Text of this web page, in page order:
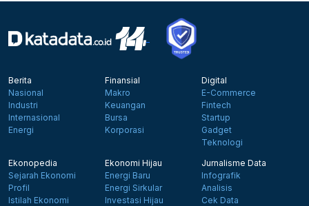
Berita
Nasional
Industri
Internasional
Energi
Finansial
Makro
Keuangan
Bursa
Korporasi
Digital
E-Commerce
Fintech
Startup
Gadget
Teknologi
Ekonopedia
Sejarah Ekonomi
Profil
Istilah Ekonomi
Ekonomi Hijau
Energi Baru
Energi Sirkular
Investasi Hijau
Jurnalisme Data
Infografik
Analisis
Cek Data